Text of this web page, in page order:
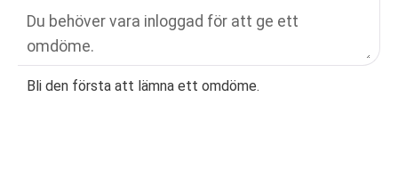
Bli den första att lämna ett omdöme.